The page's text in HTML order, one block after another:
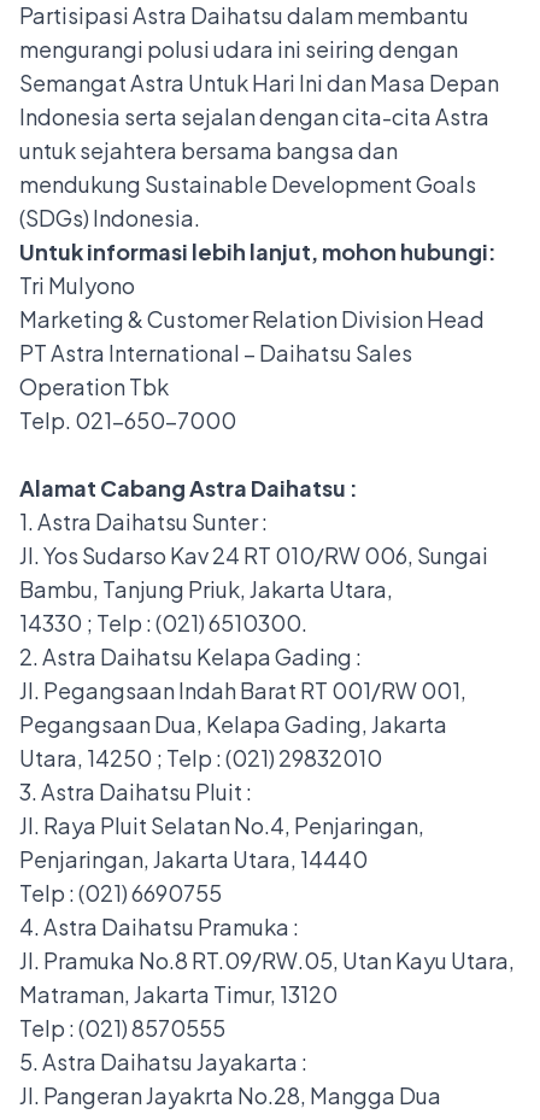
Partisipasi Astra Daihatsu dalam membantu
mengurangi polusi udara ini seiring dengan
Semangat Astra Untuk Hari Ini dan Masa Depan
Indonesia serta sejalan dengan cita-cita Astra
untuk sejahtera bersama bangsa dan
mendukung Sustainable Development Goals
(SDGs) Indonesia.
Untuk informasi lebih lanjut, mohon hubungi:
Tri Mulyono
Marketing & Customer Relation Division Head
PT Astra International – Daihatsu Sales
Operation Tbk
Telp. 021-650-7000
Alamat Cabang Astra Daihatsu :
1. Astra Daihatsu Sunter :
Jl. Yos Sudarso Kav 24 RT 010/RW 006, Sungai
Bambu, Tanjung Priuk, Jakarta Utara,
14330 ; Telp : (021) 6510300.
2. Astra Daihatsu Kelapa Gading :
Jl. Pegangsaan Indah Barat RT 001/RW 001,
Pegangsaan Dua, Kelapa Gading, Jakarta
Utara, 14250 ; Telp : (021) 29832010
3. Astra Daihatsu Pluit :
Jl. Raya Pluit Selatan No.4, Penjaringan,
Penjaringan, Jakarta Utara, 14440
Telp : (021) 6690755
4. Astra Daihatsu Pramuka :
Jl. Pramuka No.8 RT.09/RW.05, Utan Kayu Utara,
Matraman, Jakarta Timur, 13120
Telp : (021) 8570555
5. Astra Daihatsu Jayakarta :
Jl. Pangeran Jayakrta No.28, Mangga Dua